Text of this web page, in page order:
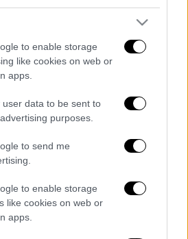
to enable storage
like cookies on web or
apps.
user data to be sent to
purposes.
to send me
to enable storage
like cookies on web or
apps.
συλλήψεις και νέοι
Το Ιράν σκληραίνει τη γραμμή
εν μέσω πολέμου
δήλωση της οικογένειας της
Βρετανίδας που δολοφονήθηκε